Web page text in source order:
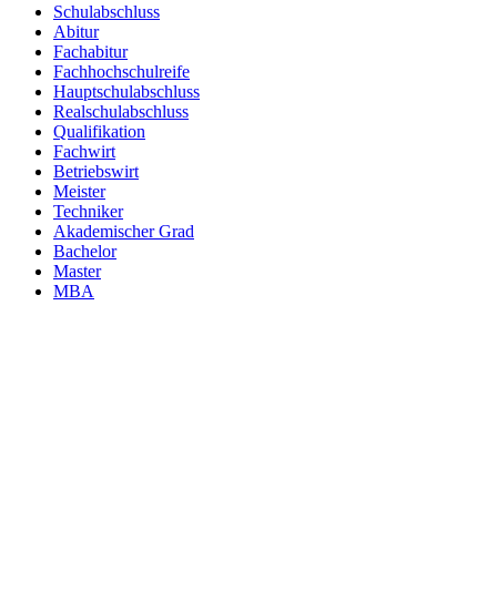
Schulabschluss
Abitur
Fachabitur
Fachhochschulreife
Hauptschulabschluss
Realschulabschluss
Qualifikation
Fachwirt
Betriebswirt
Meister
Techniker
Akademischer Grad
Bachelor
Master
MBA